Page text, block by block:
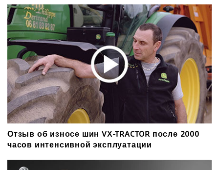
Отзыв об износе шин VX-TRACTOR после 2000
часов интенсивной эксплуатации